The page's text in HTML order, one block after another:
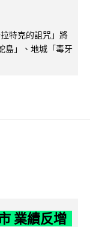
特克的詛咒」將
島」、地城「毒牙
業績反增